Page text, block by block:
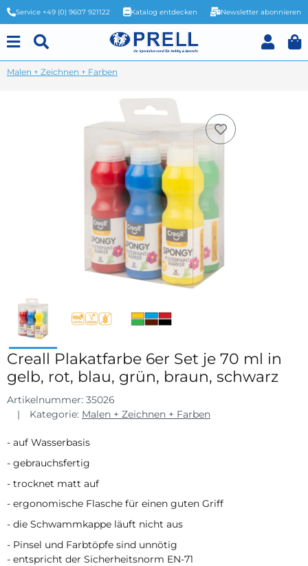
Service +49 (0) 9607 921122 Katalog entdecken Newsletter abonnieren
Malen + Zeichnen + Farben
Creall Plakatfarbe 6er Set je 70 ml in
gelb, rot, blau, grün, braun, schwarz
Artikelnummer: 35026
Kategorie: Malen + Zeichnen + Farben
- auf Wasserbasis
- gebrauchsfertig
- trocknet matt auf
- ergonomische Flasche für einen guten Griff
- die Schwammkappe läuft nicht aus
- Pinsel und Farbtöpfe sind unnötig
- entspricht der Sicherheitsnorm EN-71